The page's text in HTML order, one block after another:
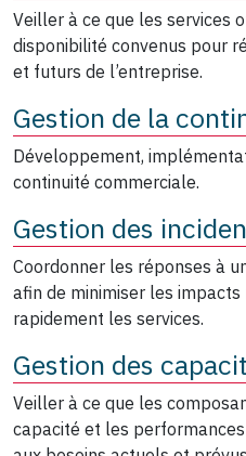
Veiller à ce que les services
disponibilité convenus pour
et futurs de l’entreprise.
Gestion de la
Développement,
continuité commerciale.
Gestion des
Coordonner les réponses à
afin de minimiser les
rapidement les services.
Gestion des
Veiller à ce que les
capacité et les